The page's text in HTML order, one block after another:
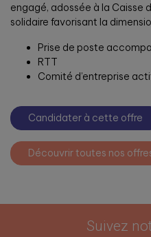
engagé, adossée à la Caisse
solidaire favorisant la
Prise de poste
RTT
Comité d’entreprise
Candidater à cette offre
Découvrir toutes nos
Suivez